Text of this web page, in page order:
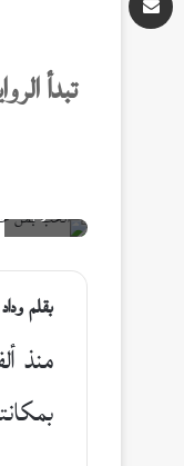
تبدأ
دار بتانة
بقلم
منذ